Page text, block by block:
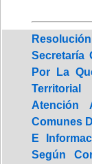
Secretaría
Por La
Atención
Comunes
E
Según